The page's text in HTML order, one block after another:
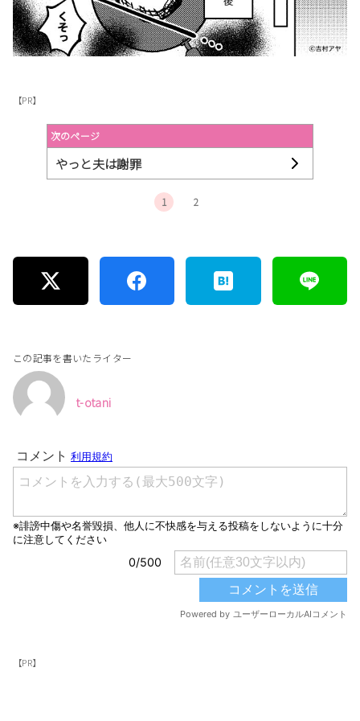
【PR】
次のページ
やっと夫は謝罪
1 2
この記事を書いたライター
t-otani
【PR】